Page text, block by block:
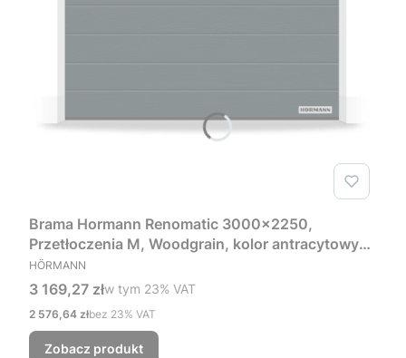
Brama Hormann Renomatic 3000x2250,
Przetłoczenia M, Woodgrain, kolor antracytowy
RAL 7016 + Prowadzenie Z
PRODUCENT
HÖRMANN
Cena brutto
3 169,27 złw tym %s VAT
w tym 23% VAT
Cena netto
2 576,64 złbez 23% VAT
Zobacz produkt